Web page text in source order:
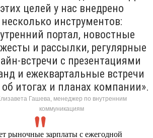
этих целей у нас внедрено
несколько инструментов:
портал, новостные
и рассылки, регулярные
встречи с презентациями
и ежеквартальные встречи
об итогах и планах компании».
Гашева, менеджер по внутренним
коммуникациям
рыночные зарплаты с ежегодной